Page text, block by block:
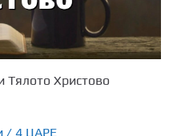
Тялото Христово